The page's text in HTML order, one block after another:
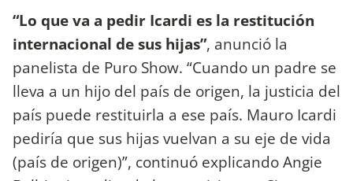
“Lo que va a pedir Icardi es la restitución
internacional de sus hijas”, anunció la
panelista de Puro Show. “Cuando un padre se
lleva a un hijo del país de origen, la justicia del
país puede restituirla a ese país. Mauro Icardi
pediría que sus hijas vuelvan a su eje de vida
(país de origen)”, continuó explicando Angie